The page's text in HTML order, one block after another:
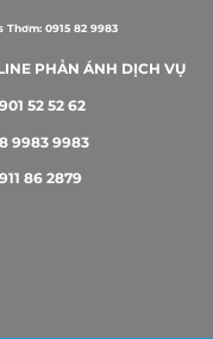
Thơm: 0915 82 9983
PHẢN ÁNH DỊCH VỤ
52 52 62
9983 9983
86 2879